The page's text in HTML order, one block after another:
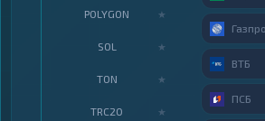
POLYGON ★
SOL ★
TON ★
TRC20 ★
ВТБ
ПСБ